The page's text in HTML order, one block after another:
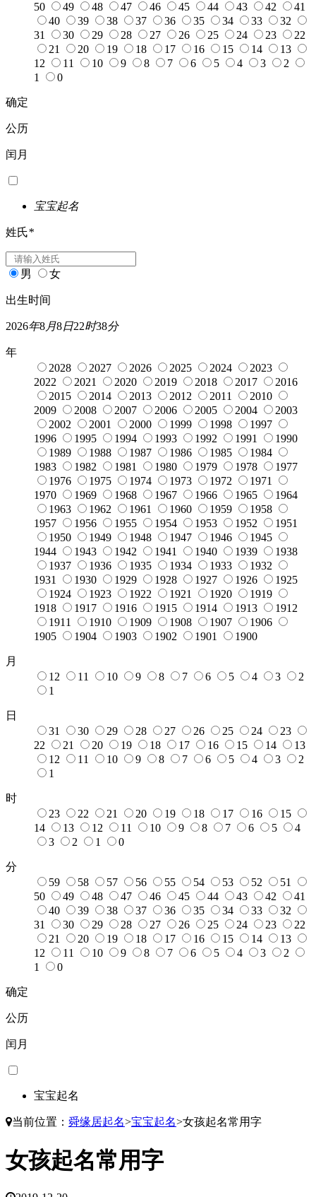
50
49 48 47 46 45 44 43 42
41
40
39 38 37 36 35 34 33
32
31
30 29 28 27 26 25 24 23
22
21
20 19 18 17 16 15 14
13
12
11 10 9 8 7 6 5 4 3
2
1
0
确定
公历
闰月
宝宝起名
姓氏*
男 女
出生时间
2026年8月8日22时38分
年
2028
2027 2026 2025 2024
2023
2022
2021 2020 2019 2018 2017
2016
2015
2014 2013 2012 2011
2010
2009
2008 2007 2006 2005 2004
2003
2002
2001 2000 1999 1998
1997
1996
1995 1994 1993 1992 1991
1990
1989
1988 1987 1986 1985
1984
1983
1982 1981 1980 1979 1978
1977
1976
1975 1974 1973 1972
1971
1970
1969 1968 1967 1966 1965
1964
1963
1962 1961 1960 1959
1958
1957
1956 1955 1954 1953 1952
1951
1950
1949 1948 1947 1946
1945
1944
1943 1942 1941 1940 1939
1938
1937
1936 1935 1934 1933
1932
1931
1930 1929 1928 1927 1926
1925
1924
1923 1922 1921 1920
1919
1918
1917 1916 1915 1914 1913
1912
1911
1910 1909 1908 1907
1906
1905
1904 1903 1902 1901 1900
月
12
11 10 9 8 7 6 5 4 3
2
1
日
31
30 29 28 27 26 25 24
23
22
21 20 19 18 17 16 15 14
13
12
11 10 9 8 7 6 5 4 3
2
1
时
23
22 21 20 19 18 17 16
15
14
13 12 11 10 9 8 7 6 5
4
3
2 1 0
分
59
58 57 56 55 54 53 52
51
50
49 48 47 46 45 44 43 42
41
40
39 38 37 36 35 34 33
32
31
30 29 28 27 26 25 24 23
22
21
20 19 18 17 16 15 14
13
12
11 10 9 8 7 6 5 4 3
2
1
0
确定
公历
闰月
宝宝起名
当前位置： 舜缘居起名>宝宝起名>女孩起名常用字
女孩起名常用字